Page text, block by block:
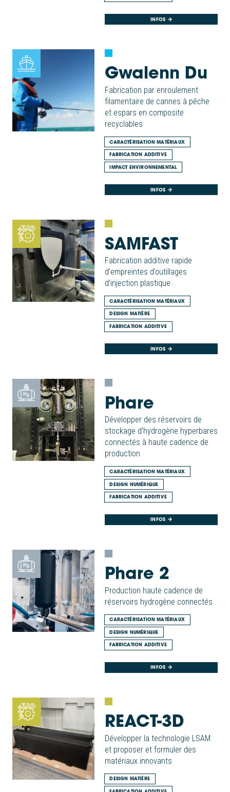
INFOS
Gwalenn Du
Fabrication par enroulement
filamentaire de cannes à pêche
et espars en composite
recyclables
CARACTÉRISATION MATÉRIAUX
FABRICATION ADDITIVE
IMPACT ENVIRONNEMENTAL
INFOS
SAMFAST
Fabrication additive rapide
d’empreintes d’outillages
d’injection plastique
CARACTÉRISATION MATÉRIAUX
DESIGN MATIÈRE
FABRICATION ADDITIVE
INFOS
Phare
Développer des réservoirs de
stockage d’hydrogène hyperbares
connectés à haute cadence de
production
CARACTÉRISATION MATÉRIAUX
DESIGN NUMÉRIQUE
FABRICATION ADDITIVE
INFOS
Phare 2
Production haute cadence de
réservoirs hydrogène connectés
CARACTÉRISATION MATÉRIAUX
DESIGN NUMÉRIQUE
FABRICATION ADDITIVE
INFOS
REACT-3D
Développer la technologie LSAM
et proposer et formuler des
matériaux innovants
DESIGN MATIÈRE